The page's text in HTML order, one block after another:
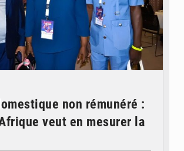
non rémunéré :
veut en mesurer la